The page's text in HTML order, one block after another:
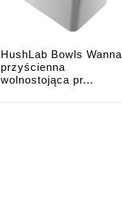
HushLab Bowls Wanna
przyścienna
wolnostojąca pr...